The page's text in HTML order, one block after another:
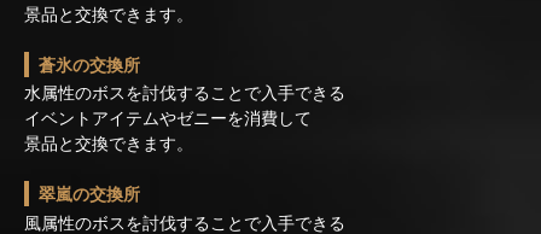
景品と交換できます。
蒼氷の交換所
水属性のボスを討伐することで入手できる
イベントアイテムやゼニーを消費して
景品と交換できます。
翠嵐の交換所
風属性のボスを討伐することで入手できる